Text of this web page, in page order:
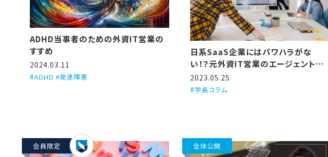
ADHD当事者のための外資IT営業の
すすめ
2024.03.11
ADHD #発達障害
日系SaaS企業にはパワハラがな
い！？元外資IT営業のエージェントが3
つの理由を解説するで！
2023.05.25
学長コラム
会員限定
全体公開